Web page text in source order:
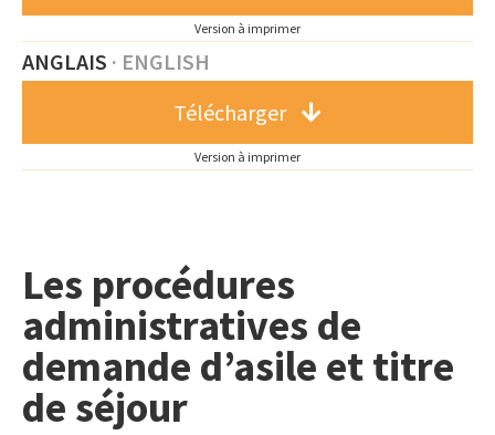
Version à imprimer
ANGLAIS · ENGLISH
Télécharger
Version à imprimer
Les procédures
administratives de
demande d’asile et titre
de séjour